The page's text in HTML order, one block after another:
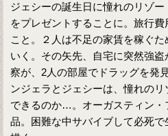
ジェシーの誕生日に憧れのリゾ
をプレゼントすることに。旅行
こと。２人は不足の家賃を稼ぐ
いく。その矢先、自宅に突然強
察が、2人の部屋でドラッグを発
ンジェラとジェシーは、憧れの
できるのか…。オーガスティン・
品。困難な中サバイブして必死